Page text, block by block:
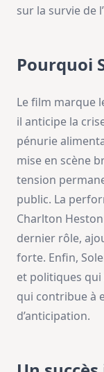
sur la survie de
Pourquoi
Le film marque
il anticipe la
pénurie
mise en scène
tension
public. La
Charlton
dernier rôle,
forte. Enfin,
et politiques qui
qui contribue à
d’anticipation.